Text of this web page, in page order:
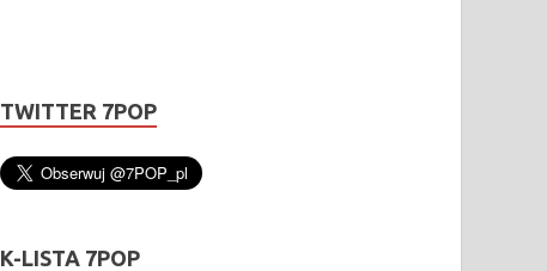
TWITTER 7POP
K-LISTA 7POP